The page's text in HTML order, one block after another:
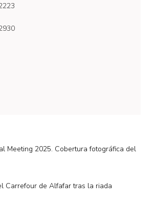
23
30
Meeting 2025. Cobertura fotográfica del
Carrefour de Alfafar tras la riada